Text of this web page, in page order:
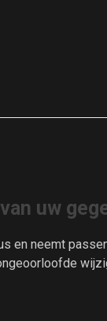
uw
en neemt